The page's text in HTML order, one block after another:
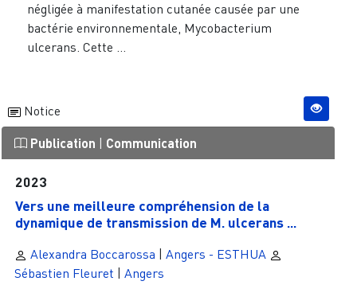
négligée à manifestation cutanée causée par une
bactérie environnementale, Mycobacterium
ulcerans. Cette ...
Notice
Publication Communication
2023
Vers une meilleure compréhension de la
dynamique de transmission de M. ulcerans ...
Alexandra Boccarossa | Angers - ESTHUA
Sébastien Fleuret | Angers